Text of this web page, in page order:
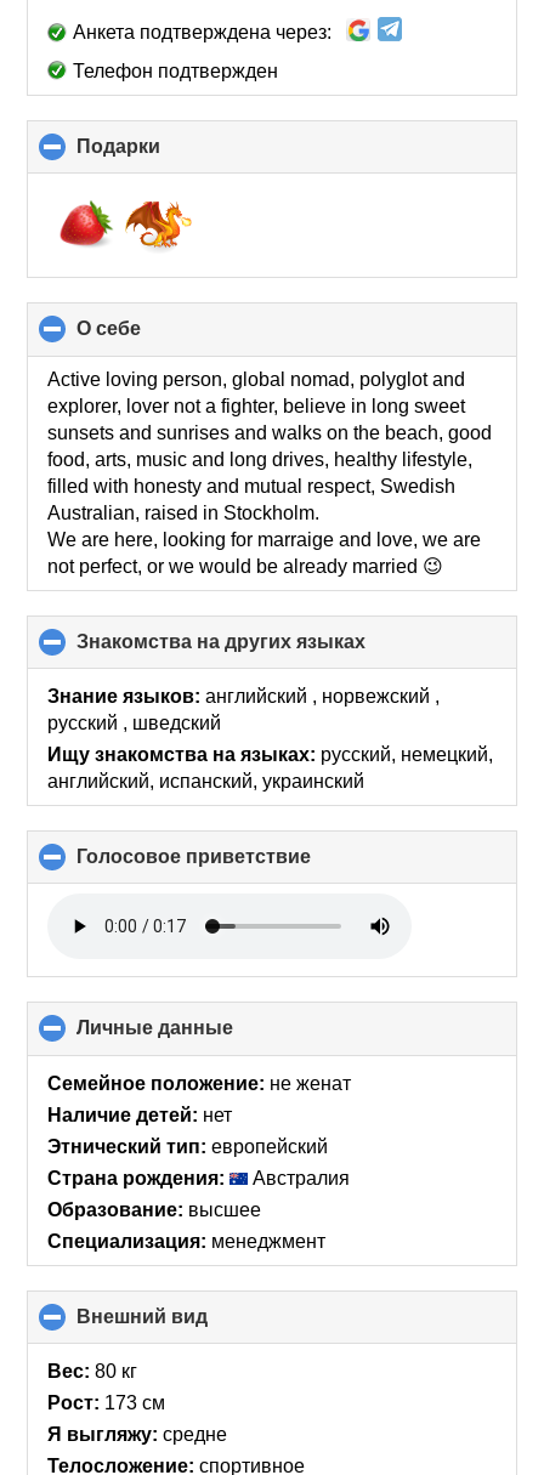
Анкета подтверждена через:
Телефон подтвержден
Подарки
to
contents
О себе
to
collapse
contents
Active loving person, global nomad, polyglot and
explorer, lover not a fighter, believe in long sweet
sunsets and sunrises and walks on the beach, good
food, arts, music and long drives, healthy lifestyle,
filled with honesty and mutual respect, Swedish
Australian, raised in Stockholm.
We are here, looking for marraige and love, we are
not perfect, or we would be already married 😉
Знакомства на других языках
to
collapse
Знание языков: английский , норвежский ,
русский , шведский
Ищу знакомства на языках: русский, немецкий,
английский, испанский, украинский
Голосовое приветствие
to
contents
Личные данные
to
collapse
Семейное положение: не женат
Наличие детей: нет
Этнический тип: европейский
Страна рождения:
Австралия
Образование: высшее
Специализация: менеджмент
Внешний вид
to
Вес: 80 кг
Рост: 173 см
Я выгляжу: средне
Телосложение: спортивное